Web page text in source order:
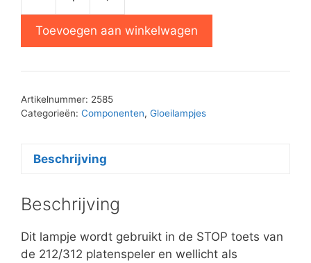
–
100mA
Toevoegen aan winkelwagen
Artikelnummer: 2585
Categorieën: Componenten, Gloeilampjes
Beschrijving
Beschrijving
Dit lampje wordt gebruikt in de STOP toets van
de 212/312 platenspeler en wellicht als